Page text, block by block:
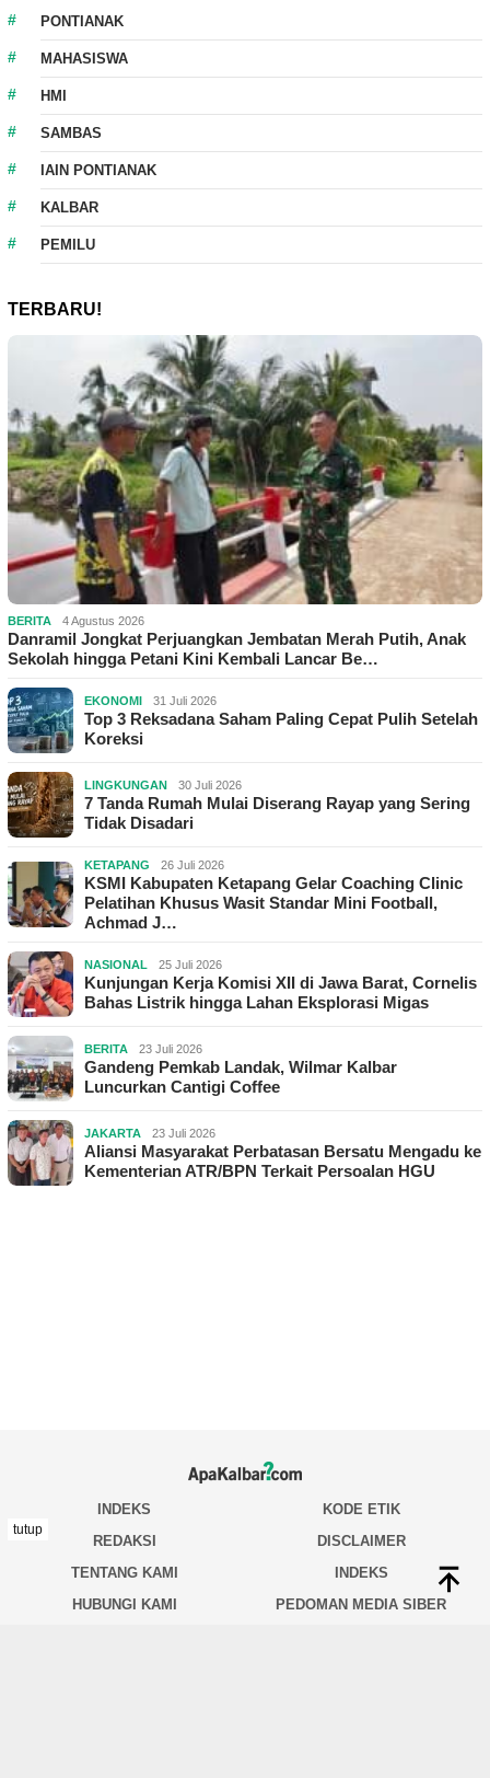
PONTIANAK
MAHASISWA
HMI
SAMBAS
IAIN PONTIANAK
KALBAR
PEMILU
TERBARU!
BERITA 4 Agustus 2026
Danramil Jongkat Perjuangkan Jembatan Merah Putih, Anak
Sekolah hingga Petani Kini Kembali Lancar Be…
EKONOMI 31 Juli 2026
Top 3 Reksadana Saham Paling Cepat Pulih Setelah
Koreksi
LINGKUNGAN 30 Juli 2026
7 Tanda Rumah Mulai Diserang Rayap yang Sering
Tidak Disadari
KETAPANG 26 Juli 2026
KSMI Kabupaten Ketapang Gelar Coaching Clinic
Pelatihan Khusus Wasit Standar Mini Football,
Achmad J…
NASIONAL 25 Juli 2026
Kunjungan Kerja Komisi XII di Jawa Barat, Cornelis
Bahas Listrik hingga Lahan Eksplorasi Migas
BERITA 23 Juli 2026
Gandeng Pemkab Landak, Wilmar Kalbar
Luncurkan Cantigi Coffee
JAKARTA 23 Juli 2026
Aliansi Masyarakat Perbatasan Bersatu Mengadu ke
Kementerian ATR/BPN Terkait Persoalan HGU
tutup